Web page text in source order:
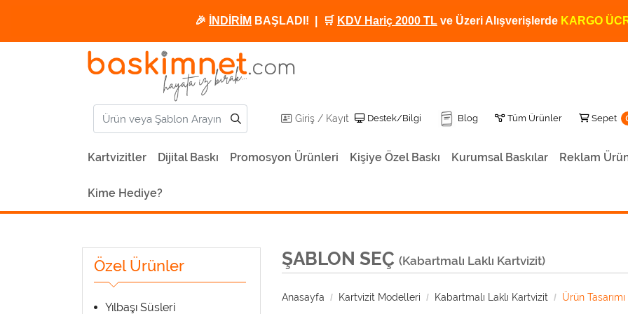
🎉 İNDİRİM BAŞLADI! | 🛒 KDV Hariç 2000 TL ve Üzeri Alışverişlerde KARGO
Giriş / Kayıt Destek/Bilgi
Destek/Bilgi Blog Tüm Ürünler
Tüm Ürünler Sepet
Sepet
Kartvizitler Dijital Baskı Promosyon Ürünleri Kişiye Özel Baskı Kurumsal Baskılar Reklam
Kime Hediye?
Özel Ürünler
Yılbaşı Süsleri
ŞABLON SEÇ (Kabartmalı Laklı Kartvizit)
Anasayfa Kartvizit Modelleri Kabartmalı Laklı Kartvizit Ürün Tasarımı